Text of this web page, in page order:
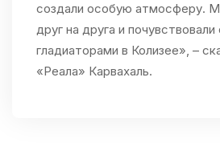
создали особую атмосферу.
друг на друга и почувствовали
гладиаторами в Колизее», –
«Реала» Карвахаль.